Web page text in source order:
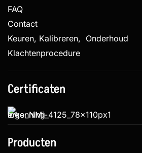
FAQ
Contact
Keuren, Kalibreren, Onderhoud
Klachtenprocedure
Certificaten
Producten